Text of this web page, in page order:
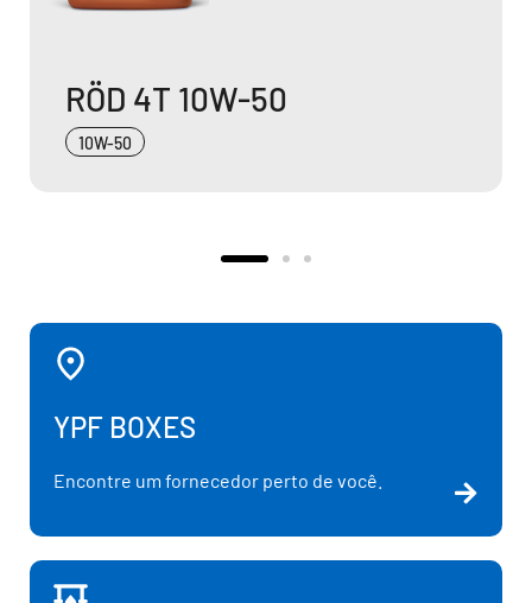
RÖD 4T 15W-50
YPF BOXES
Encontre um fornecedor perto de você.